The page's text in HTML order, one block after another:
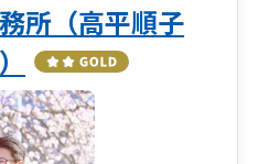
所（高平順子